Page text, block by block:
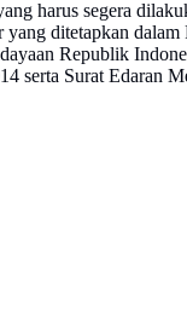
harus segera
yang ditetapkan dalam
Republik
serta Surat Edaran